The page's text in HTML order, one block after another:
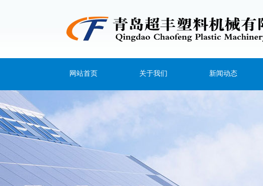
网站首页 关于我们
设备展示
新闻动态